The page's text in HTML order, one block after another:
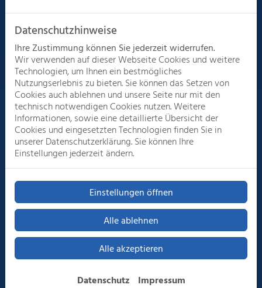
Noch mehr über Zach GmbH erfahren?
Das sind wir
Anerkannter Fachbetrieb
Viele Jahre Erfahrung
Datenschutzhinweise
Ihre Zustimmung können Sie jederzeit widerrufen.
Wir verwenden auf dieser Webseite Cookies und weitere
Technologien, um Ihnen ein bestmögliches
Nutzungserlebnis zu bieten. Sie können das Setzen von
Cookies auch ablehnen und unsere Seite nur mit den
technisch notwendigen Cookies nutzen. Weitere
Informationen, sowie eine detaillierte Übersicht der
Cookies und eingesetzten Technologien finden Sie in
unserer Datenschutzerklärung. Sie können Ihre
Einstellungen jederzeit ändern.
Einstellungen öffnen
Alle ablehnen
Alle akzeptieren
Datenschutz Impressum